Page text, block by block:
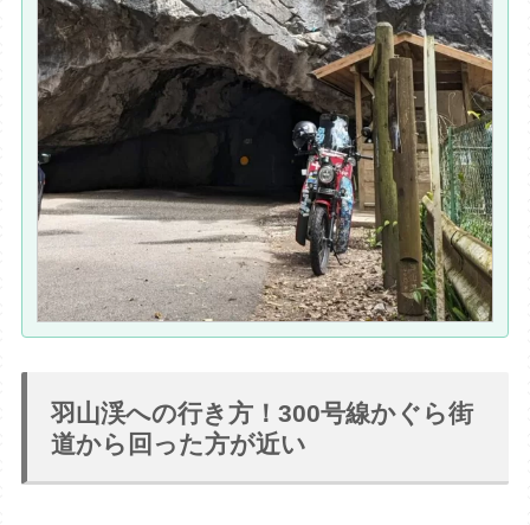
羽山渓への行き方！300号線かぐら街
道から回った方が近い